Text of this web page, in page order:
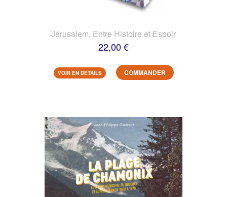
Jérusalem, Entre Histoire et Espoir
22,00 €
VOIR EN DETAILS COMMANDER